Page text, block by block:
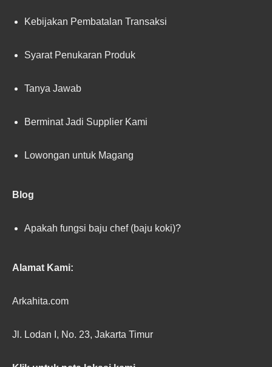
Kebijakan Pembatalan Transaksi
Syarat Penukaran Produk
Tanya Jawab
Berminat Jadi Supplier Kami
Lowongan untuk Magang
Blog
Apakah fungsi baju chef (baju koki)?
Alamat Kami:
Arkahita.com
Jl. Lodan I, No. 23, Jakarta Timur